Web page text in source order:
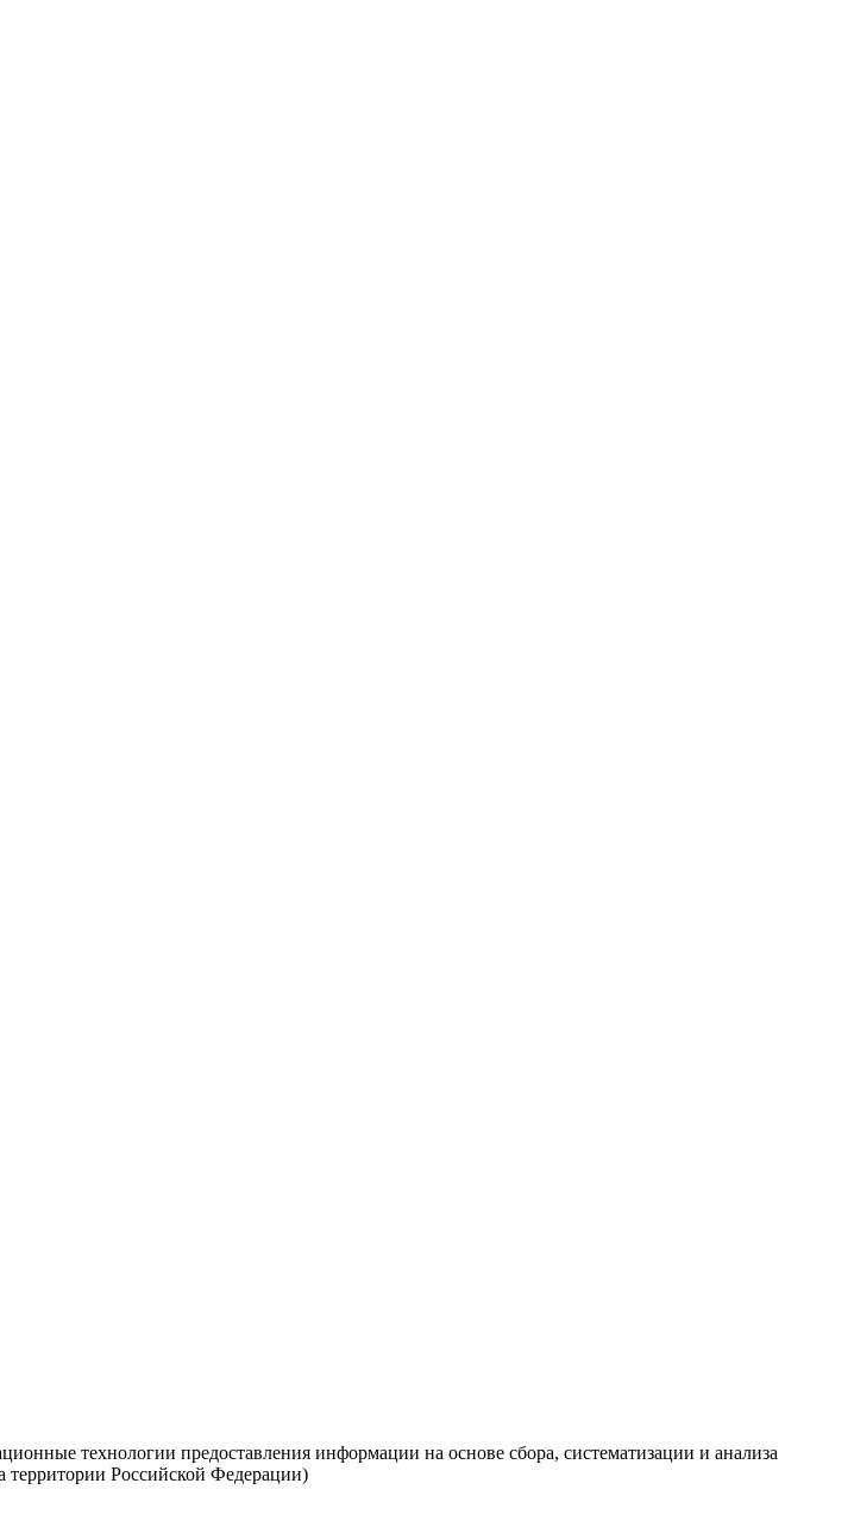
технологии предоставления информации на основе сбора, систематизации и анализа
территории Российской Федерации)